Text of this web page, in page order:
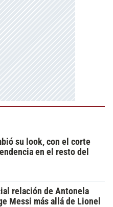
su look, con el corte
en el resto del
relación de Antonela
Messi más allá de Lionel